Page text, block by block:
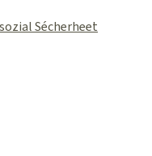
Sécherheet